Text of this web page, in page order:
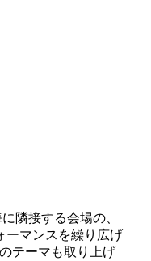
隣接する会場の、
ーマンスを繰り広げ
テーマも取り上げ